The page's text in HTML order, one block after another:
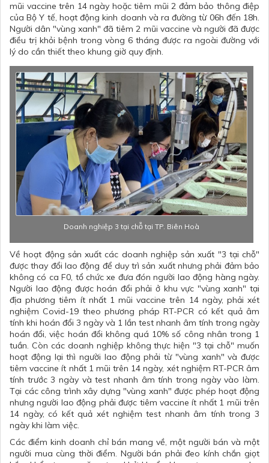
mũi vaccine trên 14 ngày hoặc tiêm mũi 2 đảm bảo thông điệp
của Bộ Y tế, hoạt động kinh doanh và ra đường từ 06h đến 18h.
Người dân "vùng xanh" đã tiêm 2 mũi vaccine và người đã được
điều trị khỏi bệnh trong vòng 6 tháng được ra ngoài đường với
lý do cần thiết theo khung giờ quy định.
Doanh nghiệp 3 tại chỗ tại TP. Biên Hoà
Về hoạt động sản xuất các doanh nghiệp sản xuất "3 tại chỗ"
được thay đổi lao động để duy trì sản xuất nhưng phải đảm bảo
không có ca F0, tổ chức xe đưa đón người lao động hàng ngày.
Người lao động được hoán đổi phải ở khu vực "vùng xanh" tại
địa phương tiêm ít nhất 1 mũi vaccine trên 14 ngày, phải xét
nghiệm Covid-19 theo phương pháp RT-PCR có kết quả âm
tính khi hoán đổi 3 ngày và 1 lần test nhanh âm tính trong ngày
hoán đổi, việc hoán đổi không quá 10% số công nhân trong 1
tuần. Còn các doanh nghiệp không thực hiện "3 tại chỗ" muốn
hoạt động lại thì người lao động phải từ "vùng xanh" và được
tiêm vaccine ít nhất 1 mũi trên 14 ngày, xét nghiệm RT-PCR âm
tính trước 3 ngày và test nhanh âm tính trong ngày vào làm.
Tại các công trình xây dựng "vùng xanh" được phép hoạt động
nhưng người lao động phải được tiêm vaccine ít nhất 1 mũi trên
14 ngày, có kết quả xét nghiệm test nhanh âm tính trong 3
ngày khi làm việc.
Các điểm kinh doanh chỉ bán mang về, một người bán và một
người mua cùng thời điểm. Người bán phải đeo kính chắn giọt